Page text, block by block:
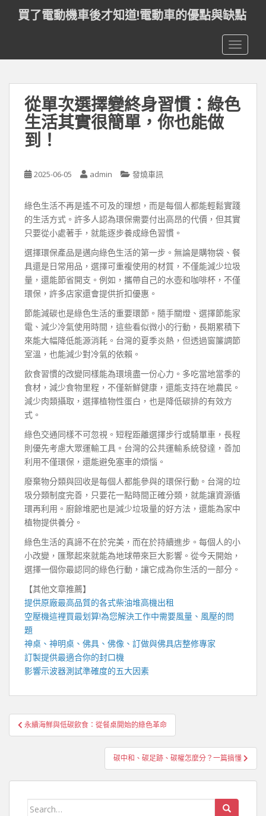
t
買了電動機車後才知道!電動車的優點與缺點
從單次選擇變終身習慣：綠色
生活其實很簡單，你也能做
到！
2025-06-05 admin 發燒車訊
綠色生活不再是遙不可及的理想，而是每個人都能輕鬆實踐
的生活方式。許多人認為環保需要付出高昂的代價，但其實
只要從小處著手，就能逐步養成綠色習慣。
選擇環保產品是邁向綠色生活的第一步。無論是購物袋、餐
具還是日常用品，選擇可重複使用的材質，不僅能減少垃圾
量，還能節省開支。例如，攜帶自己的水壺和咖啡杯，不僅
環保，許多店家還會提供折扣優惠。
節能減碳也是綠色生活的重要環節。隨手關燈、選擇節能家
電、減少冷氣使用時間，這些看似微小的行動，長期累積下
來能大幅降低能源消耗。台灣的夏季炎熱，但透過窗簾調節
室溫，也能減少對冷氣的依賴。
飲食習慣的改變同樣能為環境盡一份心力。多吃當地當季的
食材，減少食物里程，不僅新鮮健康，還能支持在地農民。
減少肉類攝取，選擇植物性蛋白，也是降低碳排的有效方
式。
綠色交通同樣不可忽視。短程距離選擇步行或騎單車，長程
則優先考慮大眾運輸工具。台灣的公共運輸系統發達，善加
利用不僅環保，還能避免塞車的煩惱。
廢棄物分類與回收是每個人都能參與的環保行動。台灣的垃
圾分類制度完善，只要花一點時間正確分類，就能讓資源循
環再利用。廚餘堆肥也是減少垃圾量的好方法，還能為家中
植物提供養分。
綠色生活的真諦不在於完美，而在於持續進步。每個人的小
小改變，匯聚起來就能為地球帶來巨大影響。從今天開始，
選擇一個你最認同的綠色行動，讓它成為你生活的一部分。
【其他文章推薦】
提供原廠最高品質的各式柴油堆高機出租
空壓機這裡買最划算!為您解決工作中需要風量、風壓的問
題
神桌、 神明桌 、 佛具 、佛像、訂做與佛具店整修專家
訂製提供最適合你的封口機
影響示波器測試準確度的五大因素
文
章
永續海鮮與低碳飲食：從餐桌開始的綠色革命
碳中和、碳足跡、碳權怎麼分？一篇搞懂
Search